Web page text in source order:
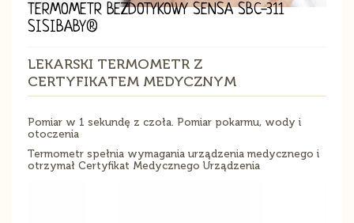
TERMOMETR BEZDOTYKOWY SENSA SBC-311
SISIBABY®
LEKARSKI TERMOMETR Z
CERTYFIKATEM MEDYCZNYM
Pomiar w 1 sekundę z czoła. Pomiar pokarmu, wody i
otoczenia
Termometr spełnia wymagania urządzenia medycznego i
otrzymał Certyfikat Medycznego Urządzenia